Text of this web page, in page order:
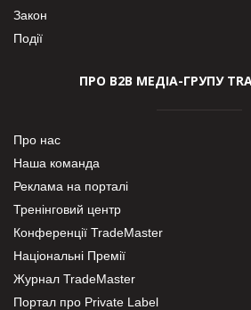
Закон
Події
ПРО В2В МЕДІА-ГРУПУ
Про нас
Наша команда
Реклама на порталі
Тренінговий центр
Конференції TradeMaster
Національні Премії
Журнал TradeMaster
Портал про Private Label